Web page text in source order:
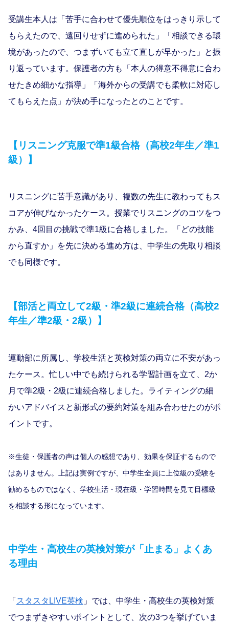
受講生本人は「苦手に合わせて優先順位をはっきり示して
もらえたので、遠回りせずに進められた」「相談できる環
境があったので、つまずいても立て直しが早かった」と振
り返っています。保護者の方も「本人の得意不得意に合わ
せたきめ細かな指導」「海外からの受講でも柔軟に対応し
てもらえた点」が決め手になったとのことです。
【リスニング克服で準1級合格（高校2年生／準1
級）】
リスニングに苦手意識があり、複数の先生に教わってもス
コアが伸びなかったケース。授業でリスニングのコツをつ
かみ、4回目の挑戦で準1級に合格しました。「どの技能
から直すか」を先に決める進め方は、中学生の先取り相談
でも同様です。
【部活と両立して2級・準2級に連続合格（高校2
年生／準2級・2級）】
運動部に所属し、学校生活と英検対策の両立に不安があっ
たケース。忙しい中でも続けられる学習計画を立て、2か
月で準2級・2級に連続合格しました。ライティングの細
かいアドバイスと新形式の要約対策を組み合わせたのがポ
イントです。
※生徒・保護者の声は個人の感想であり、効果を保証するもので
はありません。上記は実例ですが、中学生全員に上位級の受験を
勧めるものではなく、学校生活・現在級・学習時間を見て目標級
を相談する形になっています。
中学生・高校生の英検対策が「止まる」よくあ
る理由
「 スタスタLIVE英検 」では、中学生・高校生の英検対策
でつまずきやすいポイントとして、次の3つを挙げていま